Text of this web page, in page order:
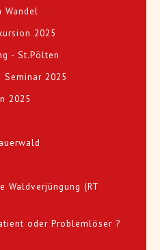
Wandel
2025
- St.Pölten
Seminar 2025
2025
Waldverjüngung (RT
oder Problemlöser ?